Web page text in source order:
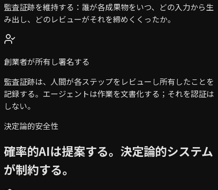
監査証跡を維持する：誰が各成果物をいつ、どの入力から生
み出し、どのレビューがそれを締めくくったか。
創業者が所有し署名する
監査証跡は、人間が各ステップをレビューし所有したことを
記録する。エージェントは作業を文書化する；それを認証は
しない。
決定論的安全性
確率的AIは提案する。決定論的システム
が制約する。